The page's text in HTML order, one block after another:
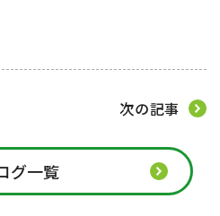
次の記事
グ一覧